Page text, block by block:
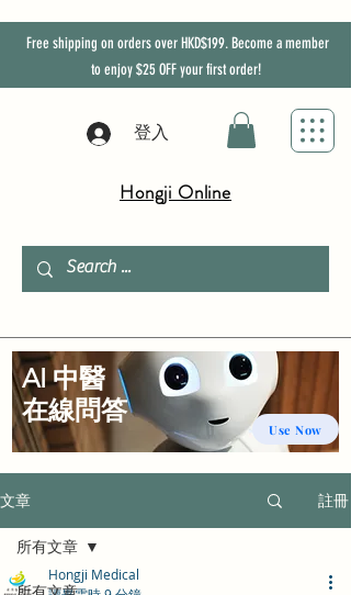
Free shipping on orders over HKD$199. Become a member
to enjoy$25 OFFyour first order!
登入
Hongji Online
文章 註冊
所有文章
Hongji Medical
Use Now
AI 中醫
​在線問答